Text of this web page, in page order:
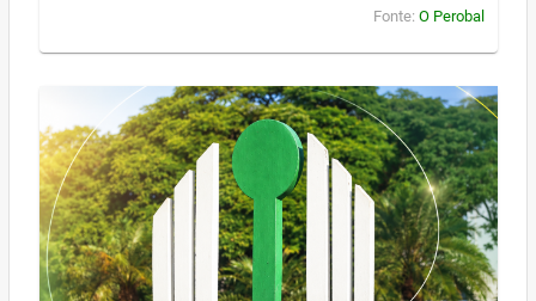
Fonte: O Perobal